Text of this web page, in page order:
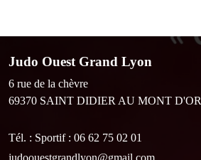
Judo Ouest Grand Lyon
6 rue de la chèvre
69370 SAINT DIDIER AU MONT D'OR
Tél. : Sportif : 06 62 75 02 01
judoouestgrandlyon@gmail.com